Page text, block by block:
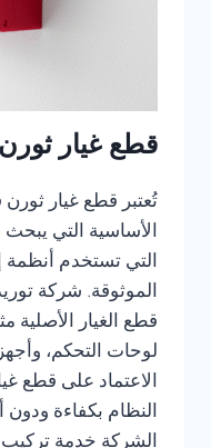
قطع غيار ثورن
تُعتبر قطع غيار
الأساسية التي
التي تستخدم أنظمة
الموثوقة. شركة
قطع الغيار الأصلية
لوحات التحكم،
الاعتماد على قطع
النظام بكفاءة
الشركة خدمة